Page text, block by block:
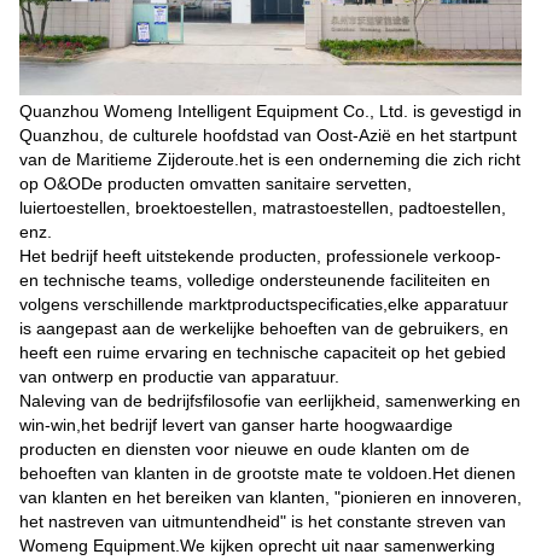
Quanzhou Womeng Intelligent Equipment Co., Ltd. is gevestigd in
Quanzhou, de culturele hoofdstad van Oost-Azië en het startpunt
van de Maritieme Zijderoute.het is een onderneming die zich richt
op O&ODe producten omvatten sanitaire servetten,
luiertoestellen, broektoestellen, matrastoestellen, padtoestellen,
enz.
Het bedrijf heeft uitstekende producten, professionele verkoop-
en technische teams, volledige ondersteunende faciliteiten en
volgens verschillende marktproductspecificaties,elke apparatuur
is aangepast aan de werkelijke behoeften van de gebruikers, en
heeft een ruime ervaring en technische capaciteit op het gebied
van ontwerp en productie van apparatuur.
Naleving van de bedrijfsfilosofie van eerlijkheid, samenwerking en
win-win,het bedrijf levert van ganser harte hoogwaardige
producten en diensten voor nieuwe en oude klanten om de
behoeften van klanten in de grootste mate te voldoen.Het dienen
van klanten en het bereiken van klanten, "pionieren en innoveren,
het nastreven van uitmuntendheid" is het constante streven van
Womeng Equipment.We kijken oprecht uit naar samenwerking